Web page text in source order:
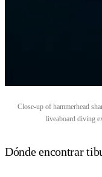
Close-up of hammerhead
liveaboard diving
Dónde encontrar